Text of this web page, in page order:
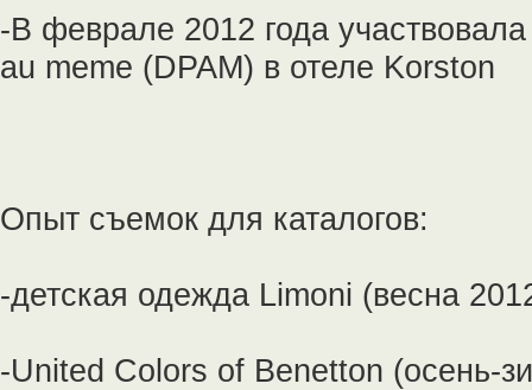
-В феврале 2012 года
au meme (DPAM) в отеле Korston
Опыт съемок для каталогов:
-детская одежда Limoni (весна
-United Colors of Benetton (осень-